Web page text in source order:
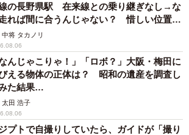
の長野県駅 在来線との乗り継ぎなし→な
れば間に合うんじゃない？ 惜しい位置関
反響
中将 タカノリ
なんじゃこりゃ！」「ロボ？」大阪・梅田に
える物体の正体は？ 昭和の遺産を調査し
た結果…
太田 浩子
プトで自撮りしていたら、ガイドが「撮り